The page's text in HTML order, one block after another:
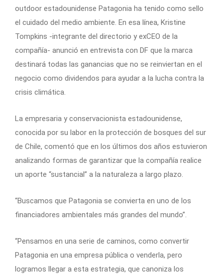
outdoor estadounidense Patagonia ha tenido como sello
el cuidado del medio ambiente. En esa línea, Kristine
Tompkins -integrante del directorio y exCEO de la
compañía- anunció en entrevista con DF que la marca
destinará todas las ganancias que no se reinviertan en el
negocio como dividendos para ayudar a la lucha contra la
crisis climática.
La empresaria y conservacionista estadounidense,
conocida por su labor en la protección de bosques del sur
de Chile, comentó que en los últimos dos años estuvieron
analizando formas de garantizar que la compañía realice
un aporte “sustancial” a la naturaleza a largo plazo.
“Buscamos que Patagonia se convierta en uno de los
financiadores ambientales más grandes del mundo”.
“Pensamos en una serie de caminos, como convertir
Patagonia en una empresa pública o venderla, pero
logramos llegar a esta estrategia, que canoniza los